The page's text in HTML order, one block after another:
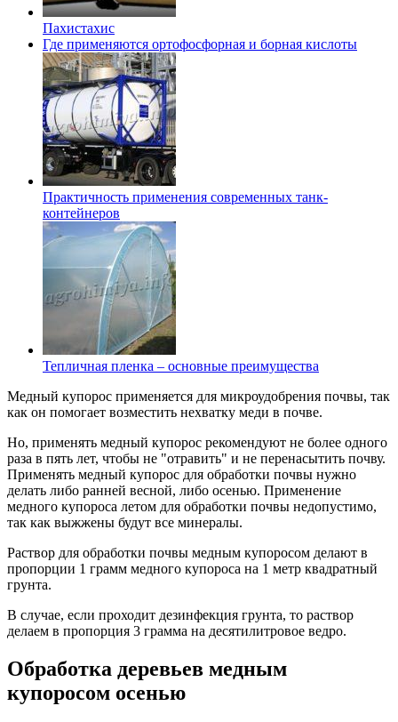
Пахистахис
Где применяются ортофосфорная и борная кислоты
Практичность применения современных танк-
контейнеров
Тепличная пленка – основные преимущества
Медный купорос применяется для микроудобрения почвы, так
как он помогает возместить нехватку меди в почве.
Но, применять медный купорос рекомендуют не более одного
раза в пять лет, чтобы не "отравить" и не перенасытить почву.
Применять медный купорос для обработки почвы нужно
делать либо ранней весной, либо осенью. Применение
медного купороса летом для обработки почвы недопустимо,
так как выжжены будут все минералы.
Раствор для обработки почвы медным купоросом делают в
пропорции 1 грамм медного купороса на 1 метр квадратный
грунта.
В случае, если проходит дезинфекция грунта, то раствор
делаем в пропорция 3 грамма на десятилитровое ведро.
Обработка деревьев медным
купоросом осенью